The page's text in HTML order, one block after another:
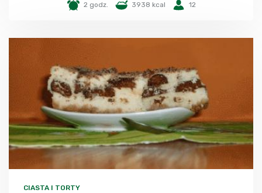
2 godz. 3938 kcal 12
CIASTA I TORTY